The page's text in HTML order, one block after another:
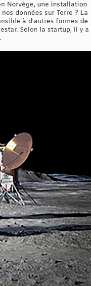
Norvège, une installation
données sur Terre ? La
à d'autres formes de
Selon la startup, il y a